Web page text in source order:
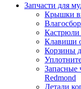
Запчасти для
Крышки
Кастрюли
Клавиши
Корзины
Запасные
Redmond
Детали